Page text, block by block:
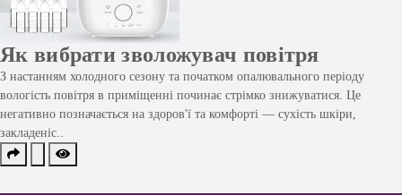
Як вибрати зволожувач повітря
З настанням холодного сезону та початком опалювального періоду
вологість повітря в приміщенні починає стрімко знижуватися. Це
негативно позначається на здоров'ї та комфорті — сухість шкіри,
закладеніс..